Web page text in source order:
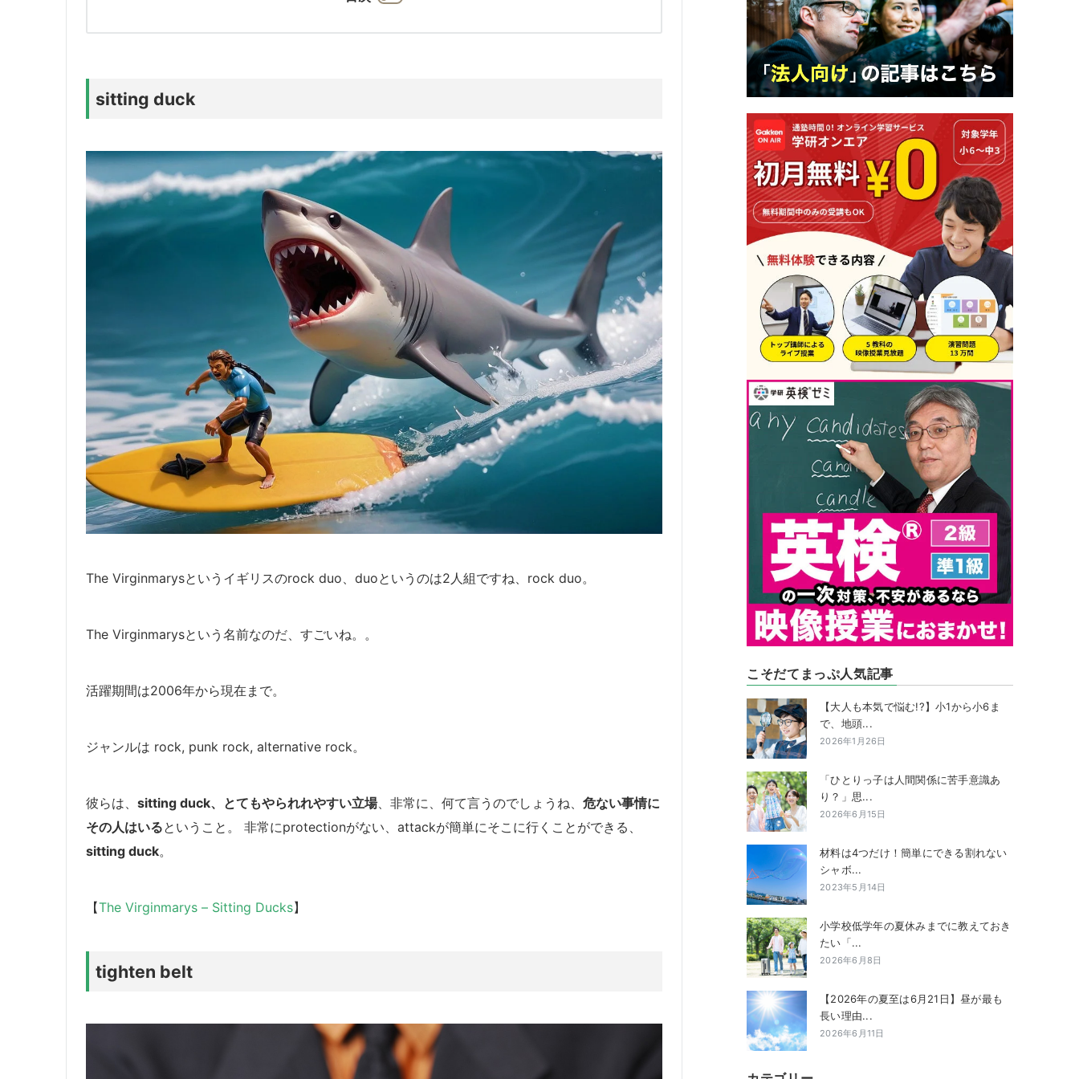
sitting duck
The Virginmarysというイギリスのrock duo、duoというのは2人組ですね、rock duo。
The Virginmarysという名前なのだ、すごいね。。
活躍期間は2006年から現在まで。
ジャンルは rock, punk rock, alternative rock。
彼らは、 sitting duck、とてもやられれやすい立場、非常に、何て言うのでしょうね、 危ない事情に
その人はいるということ。
非常にprotectionがない、attackが簡単にそこに行くことができる、
sitting duck。
【The Virginmarys – Sitting Ducks】
tighten belt
こそだてまっぷ人気記事
【大人も本気で悩む!?】小1から小6ま
で、地頭...
2026年1月26日
「ひとりっ子は人間関係に苦手意識あ
り？」思...
2026年6月15日
材料は4つだけ！簡単にできる割れない
シャボ...
2023年5月14日
小学校低学年の夏休みまでに教えておき
たい「...
2026年6月8日
【2026年の夏至は6月21日】昼が最も
長い理由...
2026年6月11日